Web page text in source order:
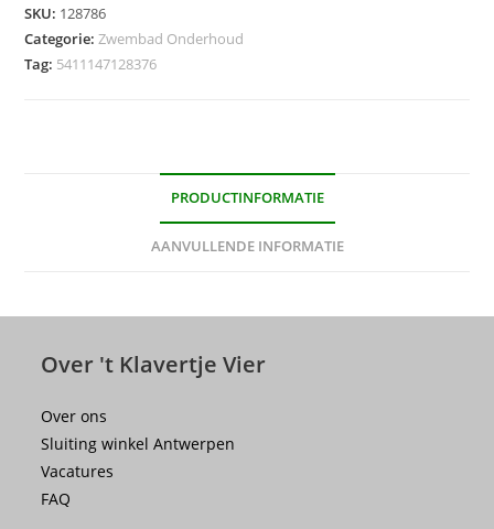
SKU: 128786
Categorie:Zwembad Onderhoud
Tag: 5411147128376
PRODUCTINFORMATIE
AANVULLENDE INFORMATIE
Over 't Klavertje Vier
Over ons
Sluiting winkel Antwerpen
Vacatures
FAQ